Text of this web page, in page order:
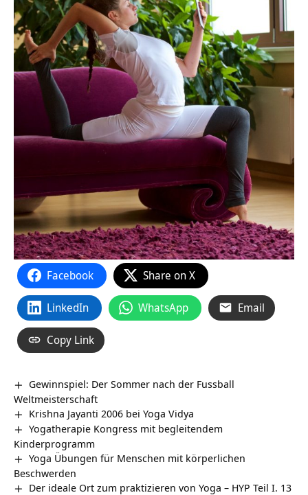
Facebook Share on X
LinkedIn WhatsApp Email
Copy Link
Gewinnspiel: Der Sommer nach der Fussball
Weltmeisterschaft
Krishna Jayanti 2006 bei Yoga Vidya
Yogatherapie Kongress mit begleitendem
Kinderprogramm
Yoga Übungen für Menschen mit körperlichen
Beschwerden
Der ideale Ort zum praktizieren von Yoga – HYP Teil I. 13